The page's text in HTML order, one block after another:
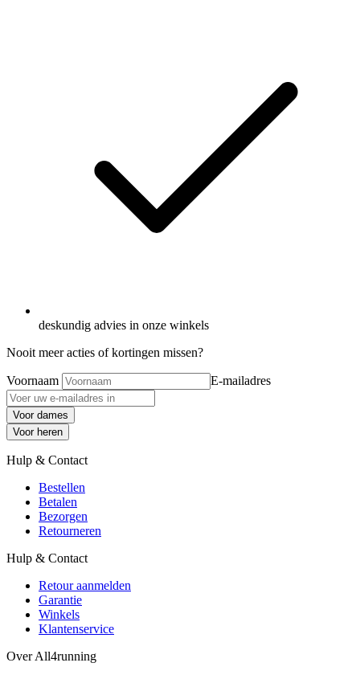
deskundig advies in onze winkels
Nooit meer acties of kortingen missen?
Voornaam E-mailadres
Voor dames
Voor heren
Hulp & Contact
Bestellen
Betalen
Bezorgen
Retourneren
Hulp & Contact
Retour aanmelden
Garantie
Winkels
Klantenservice
Over All4running